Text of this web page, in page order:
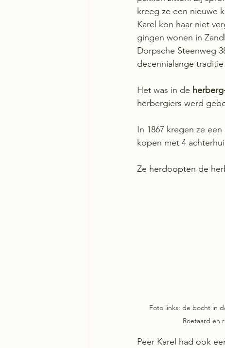
kreeg ze een nieuwe
Karel kon haar niet
gingen wonen in
Dorpsche Steenweg
decennialange
Het was in de
herbergiers werd
In 1867 kregen ze
kopen met 4
Ze herdoopten de
Foto links: de bocht in
Roetaard en
Peer Karel had ook